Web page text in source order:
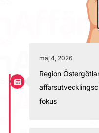
maj 4, 2026
Region
fokus